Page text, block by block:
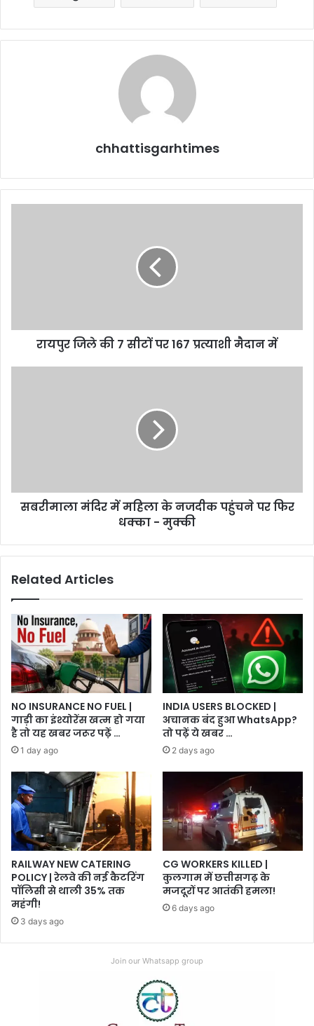
chhattisgarhtimes
मैदान
रायपुर जिले की 7 सीटों पर 167 प्रत्याशी मैदान में
फिर
धक्का
सबरीमाला मंदिर में महिला के नजदीक पहुंचने पर फिर
धक्का - मुक्की
Related Articles
NO INSURANCE NO FUEL |
गाड़ी का इंश्योरेंस खत्म हो गया
है तो यह खबर जरूर पढ़ें …
1 day ago
INDIA USERS BLOCKED |
अचानक बंद हुआ WhatsApp?
तो पढ़ें ये खबर …
2 days ago
RAILWAY NEW CATERING
POLICY | रेलवे की नई कैटरिंग
पॉलिसी से थाली 35% तक
महंगी!
3 days ago
CG WORKERS KILLED |
कुलगाम में छत्तीसगढ़ के
मजदूरों पर आतंकी हमला!
6 days ago
Join our Whatsapp group